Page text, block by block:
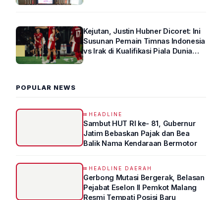
Kejutan, Justin Hubner Dicoret: Ini
Susunan Pemain Timnas Indonesia
vs Irak di Kualifikasi Piala Dunia
POPULAR NEWS
HEADLINE
Sambut HUT RI ke- 81, Gubernur
Jatim Bebaskan Pajak dan Bea
Balik Nama Kendaraan Bermotor
HEADLINE DAERAH
Gerbong Mutasi Bergerak, Belasan
Pejabat Eselon II Pemkot Malang
Resmi Tempati Posisi Baru